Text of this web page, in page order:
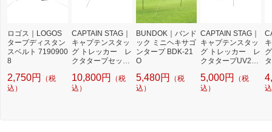
ロゴス｜LOGOS
タープディスタン
スベルト 7190900
8
2,750円
（税
込）
CAPTAIN STAG｜
キャプテンスタッ
グ トレッカー レ
クタタープセット
083
10,800円
（税
込）
BUNDOK｜バンド
ック ミニヘキサゴ
ンタープ BDK-21
O
5,480円
（税
込）
CAPTAIN STAG｜
キャプテンスタッ
グ トレッカー レ
クタタープUV290
5,000円
（税
込）